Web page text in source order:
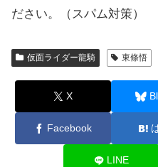
ださい。（スパム対策）
仮面ライダー龍騎 東條悟
X
Facebook
LINE